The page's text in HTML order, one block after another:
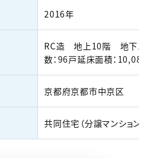
2016年
RC造 地上10階 地下1
数：96戸延床面積：
京都府京都市中京区
共同住宅（分譲マンション）